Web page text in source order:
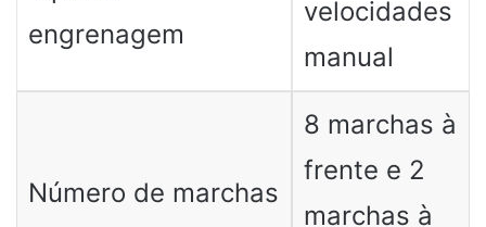
engrenagem
velocidades
manual
Número de marchas
8 marchas à
frente e 2
marchas à